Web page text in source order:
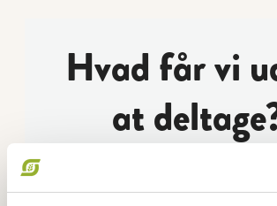
Hvad får vi
at
Indsigt i bælg